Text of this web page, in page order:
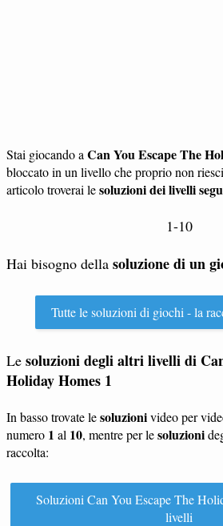
Stai giocando a Can You Escape The
bloccato in un livello che proprio non
articolo troverai lesoluzioni dei livelli
1-10
Hai bisogno della soluzione di un
Tutte le soluzioni di giochi - la
Le soluzioni degli altri livelli di
Holiday Homes 1
In basso trovate lesoluzionivideo per
numero 1 al 10, mentre per lesoluzioni
raccolta:
Soluzioni Can You Escape The
livelli